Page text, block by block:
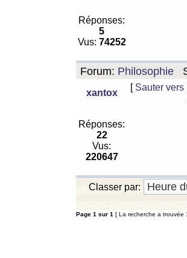
Réponses:
5
Vus: 74252
Forum: Philosophie
xantox
[ Sauter
Réponses:
22
Vus:
220647
Classer par:
Page 1 sur 1 [ La recherche a trouvée